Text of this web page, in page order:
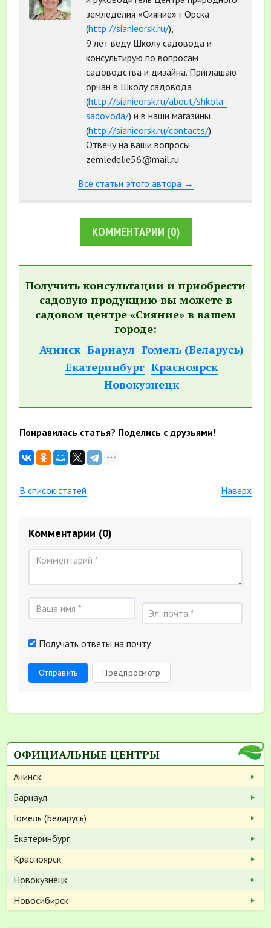
земледелия «Сияние» г Орска
(http://sianieorsk.ru/),
9 лет веду Школу садовода и
консультирую по вопросам
садоводства и дизайна. Приглашаю
орчан в Школу садовода
(http://sianieorsk.ru/about/shkola-
sadovoda/) и в наши магазины
(http://sianieorsk.ru/contacts/).
Отвечу на ваши вопросы
zemledelie56@mail.ru
Все статьи этого автора →
КОММЕНТАРИИ (0)
Получить консультации и приобрести
садовую продукцию вы можете в
садовом центре «Сияние» в вашем
городе:
Ачинск Барнаул Гомель (Беларусь)
Екатеринбург Красноярск
Новокузнецк
Понравилась статья? Поделись с друзьями!
В список статей Наверх
Комментарии (0)
Получать ответы на почту
Отправить Предпросмотр
ОФИЦИАЛЬНЫЕ ЦЕНТРЫ
Ачинск
Барнаул
Гомель (Беларусь)
Екатеринбург
Красноярск
Новокузнецк
Новосибирск